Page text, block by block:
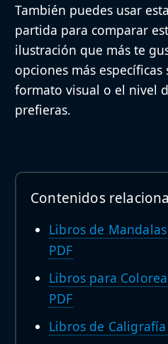
También puedes usar
partida para comparar
ilustración que más te
opciones más
formato visual o el nivel
prefieras.
Contenidos
Libros de
PDF
Libros para
PDF
Libros de Caligrafía